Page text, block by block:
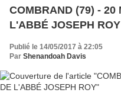
COMBRAND (79) - 20 MAI 1902 - DÉCÈS DE
L'ABBÉ JOSEPH ROY
Publié le 14/05/2017 à 22:05
Par Shenandoah Davis